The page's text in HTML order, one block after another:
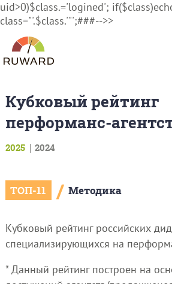
uid>0)$class.='logined';
class="'.$class.'"';###-->>
Кубковый рейтинг
перформанс-
2025 2024
ТОП-11 / Методика
Кубковый рейтинг российских
специализирующихся на
* Данный рейтинг построен на